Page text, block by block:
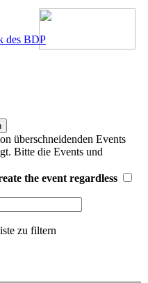
überschneidenden Events
Bitte die Events und
the event regardless
zu filtern